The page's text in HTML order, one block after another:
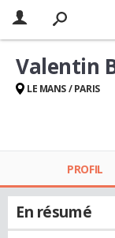
Valentin
LE MANS / PARIS
PROFIL
En résumé